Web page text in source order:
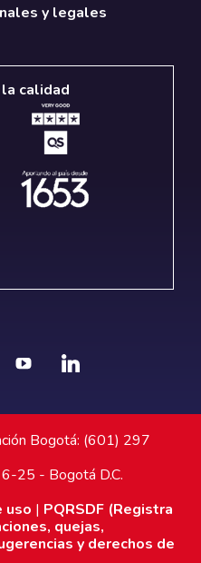
y legales
calidad
Bogotá: (601) 297
25 - Bogotá D.C.
uso | PQRSDF (Registra
quejas,
y derechos de